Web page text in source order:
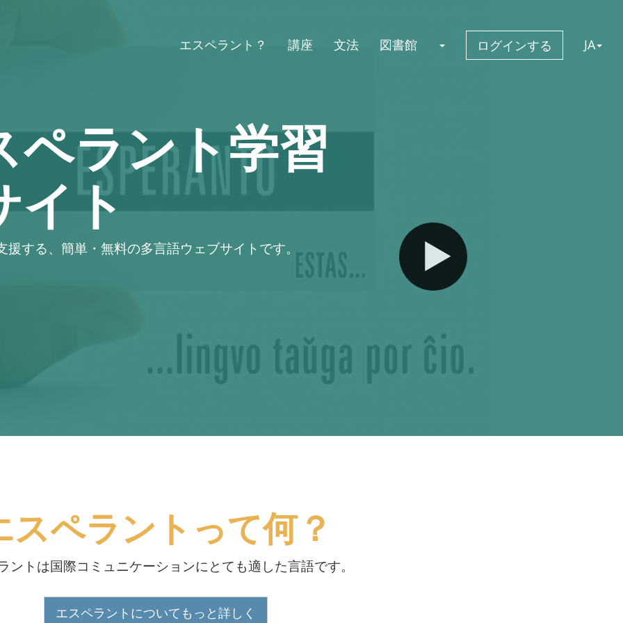
エスペラント？ 講座 文法 図書館 ログインする JA
ペラント学習
イト
する、簡単・無料の多言語ウェブサイトです。
スペラントって何？
ントは国際コミュニケーションにとても適した言語です。
エスペラントについてもっと詳しく